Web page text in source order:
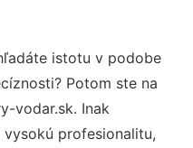
istotu v podobe
Potom ste na
vodar.sk. Inak
profesionalitu,